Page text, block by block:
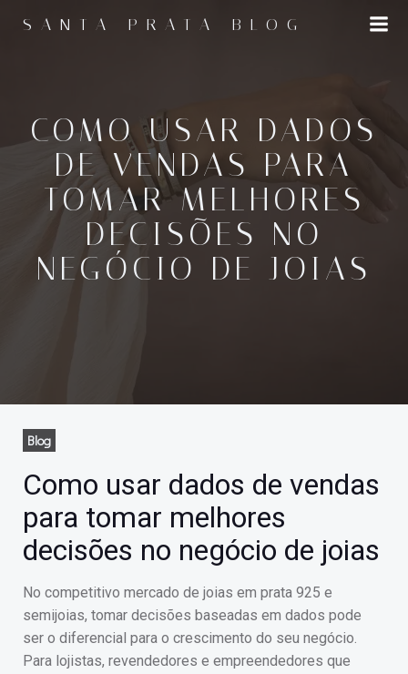
para
SANTA PRATA BLOG
COMO USAR DADOS
DE VENDAS PARA
TOMAR MELHORES
DECISÕES NO
NEGÓCIO DE JOIAS
Blog
Como usar dados de vendas
para tomar melhores
decisões no negócio de joias
No competitivo mercado de joias em prata 925 e
semijoias, tomar decisões baseadas em dados pode
ser o diferencial para o crescimento do seu negócio.
Para lojistas, revendedores e empreendedores que